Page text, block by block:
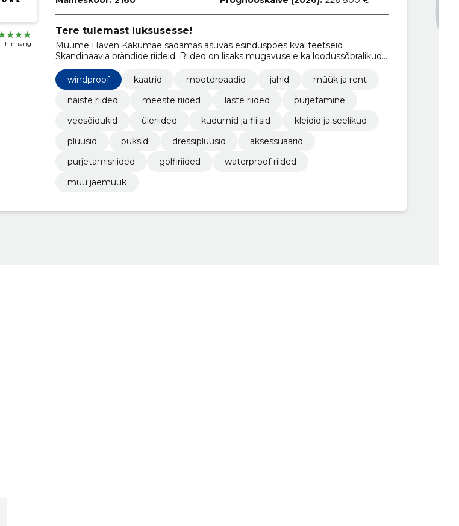
1 hinnang
Tere tulemast luksusesse!
Müüme Haven Kakumäe sadamas asuvas esinduspoes kvaliteetseid
Skandinaavia brändide riideid. Riided on lisaks mugavusele ka loodussõbralikud,
sest on tehtud jätkusuutlikest materjalidest.
windproof
kaatrid mootorpaadid jahid
müük ja rent
naiste riided
meeste riided laste riided
purjetamine
veesõidukid
üleriided kudumid ja fliisid
kleidid ja seelikud
pluusid
püksid dressipluusid
aksessuaarid
purjetamisriided
golfiriided
waterproof riided
muu jaemüük